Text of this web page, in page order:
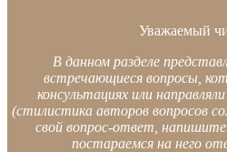
Уважаемый
В данном разделе
встречающиеся вопросы,
консультациях или
(стилистика авторов вопросов
свой вопрос-ответ,
постараемся на него